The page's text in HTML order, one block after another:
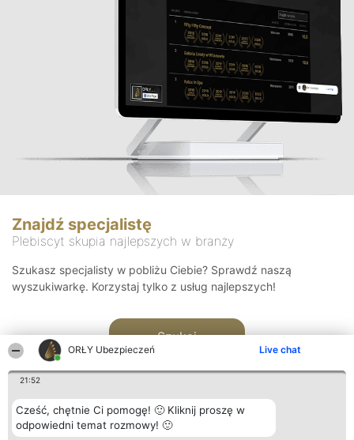
ORŁY Ubezpieczeń Live chat
21:52
Cześć, chętnie Ci pomogę! 🙂 Kliknij proszę w
odpowiedni temat rozmowy! 🙂
Znajdź specjalistę
Plebiscyt skupia najlepszych w branży
Szukasz specjalisty w pobliżu Ciebie? Sprawdź naszą
wyszukiwarkę. Korzystaj tylko z usług najlepszych!
Szukaj